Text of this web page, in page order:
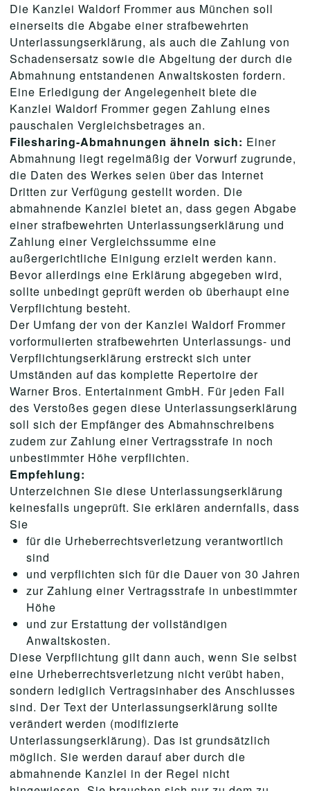
Die Kanzlei Waldorf Frommer aus München soll
einerseits die Abgabe einer strafbewehrten
Unterlassungserklärung, als auch die Zahlung von
Schadensersatz sowie die Abgeltung der durch die
Abmahnung entstandenen Anwaltskosten fordern.
Eine Erledigung der Angelegenheit biete die
Kanzlei Waldorf Frommer gegen Zahlung eines
pauschalen Vergleichsbetrages an.
Filesharing-Abmahnungen ähneln sich: Einer
Abmahnung liegt regelmäßig der Vorwurf zugrunde,
die Daten des Werkes seien über das Internet
Dritten zur Verfügung gestellt worden. Die
abmahnende Kanzlei bietet an, dass gegen Abgabe
einer strafbewehrten Unterlassungserklärung und
Zahlung einer Vergleichssumme eine
außergerichtliche Einigung erzielt werden kann.
Bevor allerdings eine Erklärung abgegeben wird,
sollte unbedingt geprüft werden ob überhaupt eine
Verpflichtung besteht.
Der Umfang der von der Kanzlei Waldorf Frommer
vorformulierten strafbewehrten Unterlassungs- und
Verpflichtungserklärung erstreckt sich unter
Umständen auf das komplette Repertoire der
Warner Bros. Entertainment GmbH. Für jeden Fall
des Verstoßes gegen diese Unterlassungserklärung
soll sich der Empfänger des Abmahnschreibens
zudem zur Zahlung einer Vertragsstrafe in noch
unbestimmter Höhe verpflichten.
Empfehlung:
Unterzeichnen Sie diese Unterlassungserklärung
keinesfalls ungeprüft. Sie erklären andernfalls, dass
Sie
für die Urheberrechtsverletzung verantwortlich
sind
und verpflichten sich für die Dauer von 30 Jahren
zur Zahlung einer Vertragsstrafe in unbestimmter
Höhe
und zur Erstattung der vollständigen
Anwaltskosten.
Diese Verpflichtung gilt dann auch, wenn Sie selbst
eine Urheberrechtsverletzung nicht verübt haben,
sondern lediglich Vertragsinhaber des Anschlusses
sind. Der Text der Unterlassungserklärung sollte
verändert werden (modifizierte
Unterlassungserklärung). Das ist grundsätzlich
möglich. Sie werden darauf aber durch die
abmahnende Kanzlei in der Regel nicht